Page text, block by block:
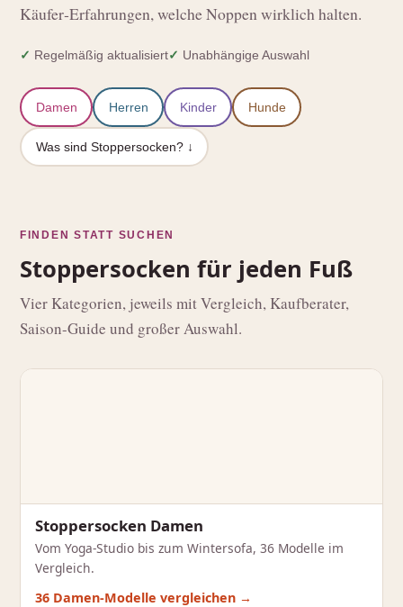
Käufer‑Erfahrungen, welche Noppen wirklich halten.
✓ Regelmäßig aktualisiert✓ Unabhängige Auswahl
Damen Herren Kinder Hunde
Was sind Stoppersocken? ↓
FINDEN STATT SUCHEN
Stoppersocken für jeden Fuß
Vier Kategorien, jeweils mit Vergleich, Kaufberater,
Saison-Guide und großer Auswahl.
Stoppersocken Damen
Vom Yoga-Studio bis zum Wintersofa, 36 Modelle im
Vergleich.
36 Damen-Modelle vergleichen →